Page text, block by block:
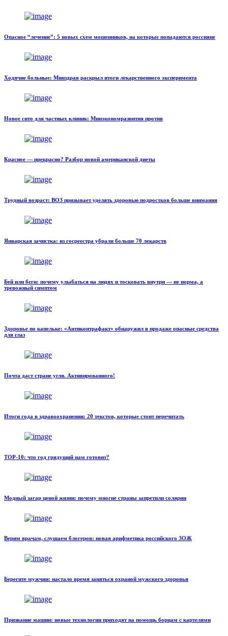
Опасное “лечение”: 5 новых схем мошенников, на которые попадаются россияне
Ходячие больные: Минздрав раскрыл итоги лекарственного эксперимента
Новое сито для частных клиник: Минэкономразвития против
Красное — прекрасно? Разбор новой американской диеты
Трудный возраст: ВОЗ призывает уделять здоровью подростков больше внимания
Январская зачистка: из госреестра убрали больше 70 лекарств
Бей или беги: почему улыбаться на людях и тосковать внутри — не норма, а
тревожный симптом
Здоровье по капельке: «Антиконтрафакт» обнаружил в продаже опасные средства
для глаз
Почта даст стране угля. Активированного!
Итоги года в здравоохранении: 20 текстов, которые стоит перечитать
TOP-10: что год грядущий нам готовит?
Модный загар ценой жизни: почему многие страны запретили солярии
Верим врачам, слушаем блогеров: новая арифметика российского ЗОЖ
Берегите мужчин: настало время заняться охраной мужского здоровья
Призвание машин: новые технологии приходят на помощь борцам с картелями